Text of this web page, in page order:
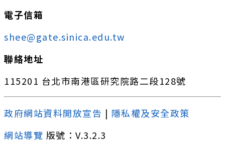
電子信箱
shee@gate.sinica.edu.tw
聯絡地址
115201 台北市南港區研究院路二段128號
政府網站資料開放宣告 | 隱私權及安全政策
網站導覽 版號：V.3.2.3